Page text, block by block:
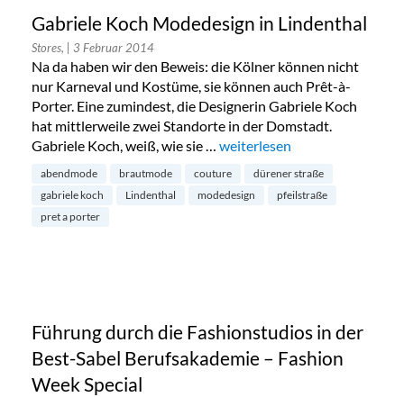
Gabriele Koch Modedesign in Lindenthal
Stores, | 3 Februar 2014
Na da haben wir den Beweis: die Kölner können nicht
nur Karneval und Kostüme, sie können auch Prêt-à-
Porter. Eine zumindest, die Designerin Gabriele Koch
hat mittlerweile zwei Standorte in der Domstadt.
Gabriele Koch, weiß, wie sie … „Gabriele Koch Modedesign
weiterlesen
abendmode brautmode couture
dürener straße
gabriele koch
Lindenthal modedesign
pfeilstraße
pret a porter
Führung durch die Fashionstudios in der
Best-Sabel Berufsakademie – Fashion
Week Special